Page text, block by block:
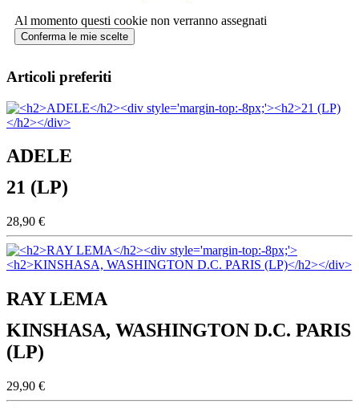
Al momento questi cookie non verranno assegnati
Conferma le mie scelte
Articoli preferiti
ADELE
21 (LP)
28,90 €
RAY LEMA
KINSHASA, WASHINGTON D.C. PARIS
(LP)
29,90 €